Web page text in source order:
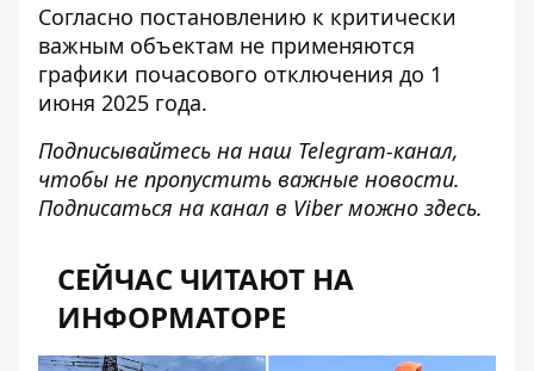
Согласно постановлению к критически
важным объектам не применяются
графики почасового отключения до 1
июня 2025 года.
Подписывайтесь на наш Telegram-канал,
чтобы не пропустить важные новости.
Подписаться на канал в Viber можно здесь.
СЕЙЧАС ЧИТАЮТ НА
ИНФОРМАТОРЕ